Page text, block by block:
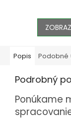
Popis Podobné
Podrobný
Ponúkame